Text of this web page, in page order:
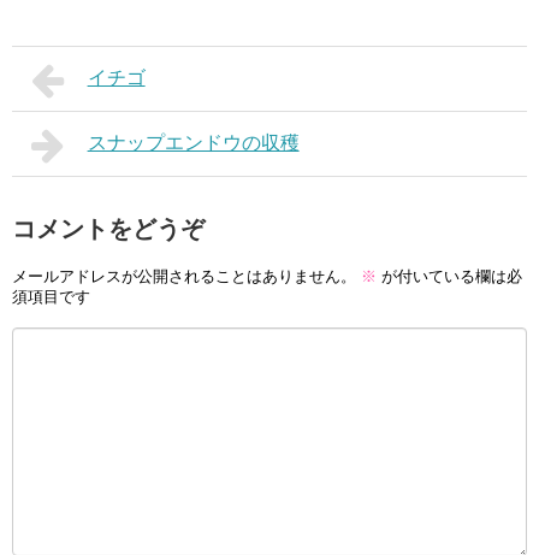
イチゴ
スナップエンドウの収穫
コメントをどうぞ
メールアドレスが公開されることはありません。 ※ が付いている欄は必
須項目です